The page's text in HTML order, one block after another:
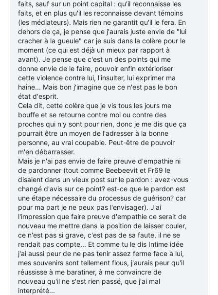
faits, sauf sur un point capital : qu'il reconnaisse les
faits, et en plus qu'il les reconnaisse devant témoins
(les médiateurs). Mais rien ne garantit qu'il le fera. En
dehors de ça, je pense que j'aurais juste envie de "lui
cracher à la gueule" car je suis dans la colère pour le
moment (ce qui est déjà un mieux par rapport à
avant). Je pense que c'est un des points qui me
donne envie de le faire, pouvoir enfin extérioriser
cette violence contre lui, l'insulter, lui exprimer ma
haine... Mais bon j'imagine que ce n'est pas le bon
état d'esprit.
Cela dit, cette colère que je vis tous les jours me
bouffe et se retourne contre moi ou contre des
proches qui n'y sont pour rien, donc je me dis que ça
pourrait être un moyen de l'adresser à la bonne
personne, au vrai coupable. Peut-être de pouvoir
m'en débarrasser.
Mais je n'ai pas envie de faire preuve d'empathie ni
de pardonner (tout comme Beebeevit et Fr69 le
disaient dans un vieux post sur le pardon : avez-vous
changé d'avis sur ce point? est-ce que le pardon est
une étape nécessaire du processus de guérison? car
pour ma part je ne peux pas l'envisager). J'ai
l'impression que faire preuve d'empathie ce serait de
nouveau me mettre dans la position de laisser couler,
ce n'est pas si grave, c'est pas de sa faute, il ne se
rendait pas compte... Et comme tu le dis Intime idée
j'ai aussi peur de ne pas tenir assez ferme face à lui,
mes souvenirs sont tellement flous, j'aurais peur qu'il
réussisse à me baratiner, à me convaincre de
nouveau qu'il ne s'est rien passé, que j'ai mal
interprété...